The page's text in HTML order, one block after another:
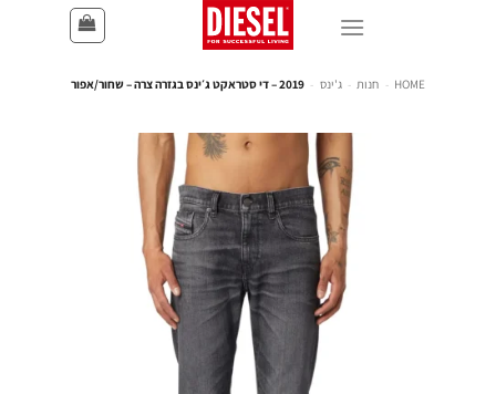
HOME
- חנות - ג'ינס - 2019 – די סטראקט ג׳ינס בגזרה צרה – שחור/אפור